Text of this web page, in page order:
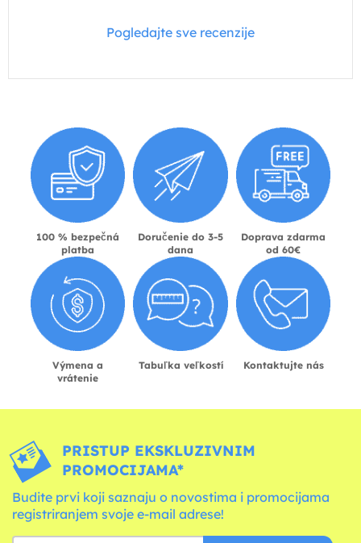
Pogledajte sve recenzije
100 % bezpečná
platba
Doručenie do 3-5
dana
Doprava zdarma
od 60€
Výmena a
vrátenie
Tabuľka veľkostí Kontaktujte nás
PRISTUP EKSKLUZIVNIM
PROMOCIJAMA*
Budite prvi koji saznaju o novostima i promocijama
registriranjem svoje e-mail adrese!